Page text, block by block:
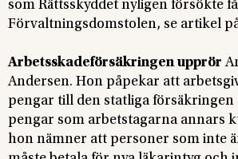
som Rättsskyddet nyligen försökte
Förvaltningsdomstolen, se artikel
Arbetsskadeförsäkringen upprör
Andersen. Hon påpekar att
pengar till den statliga försäkringen
pengar som arbetstagarna annars
hon nämner att personer som inte